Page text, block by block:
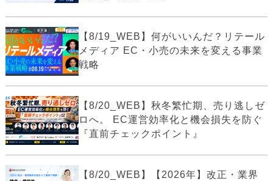
【8/19_WEB】何がいいんだ？リテール
メディア EC・小売の未来を変える事業
戦略
【8/20_WEB】秋冬繁忙期、売り逃しゼ
ロへ。 EC運営効率化と機会損失を防ぐ
『直前チェックポイント』
【8/20_WEB】【2026年】改正・業界